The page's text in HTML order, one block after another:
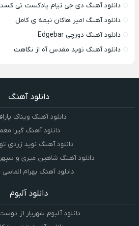
دانلود آهنگ دی جی تیام پادکست تی
دانلود آهنگ امیر هاکان نیمه ی کامل
دانلود آهنگ دورچی Edgebar
دانلود آهنگ نوید مقدس آه از نگاهت
دانلود آهنگ
دانلود آهنگ ویناک
دانلود آهنگ گیرا
دانلود آهنگ نوید زردی
دانلود آهنگ شاهین میری و
دانلود آهنگ بهرام
دانلود آلبوم
دانلود آلبوم شهریار از